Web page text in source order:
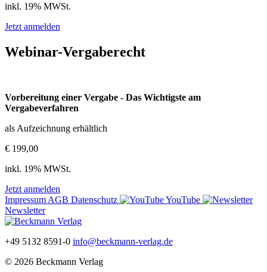
inkl. 19% MWSt.
Jetzt anmelden
Webinar-Vergaberecht
Vorbereitung einer Vergabe - Das Wichtigste am
Vergabeverfahren
als Aufzeichnung erhältlich
€ 199,00
inkl. 19% MWSt.
Jetzt anmelden
Impressum AGB Datenschutz
YouTube
Newsletter
+49 5132 8591-0 info@beckmann-verlag.de
© 2026 Beckmann Verlag